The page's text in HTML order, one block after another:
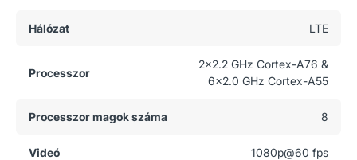
Hálózat LTE
Processzor
2x2.2 GHz Cortex-A76 &
6x2.0 GHz Cortex-A55
Processzor magok száma 8
Videó 1080p@60 fps